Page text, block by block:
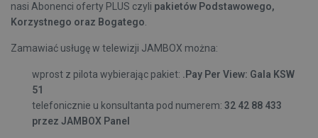
nasi Abonenci oferty PLUS czyli pakietów Podstawowego,
Korzystnego oraz Bogatego
Zamawiać usługę w telewizji JAMBOX można:
wprost z pilota wybierając pakiet: .Pay Per View: Gala KSW
51
telefonicznie u konsultanta pod numerem: 32 42 88 433
przez JAMBOX Panel